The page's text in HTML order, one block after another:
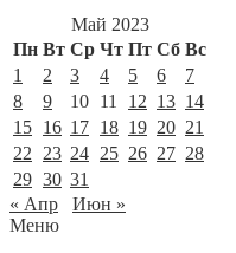
Май 2023
Пн Вт Ср Чт Пт Сб Вс
1
2 3 4 5 6
7
8
9 10 11 12 13 14
15 16 17 18 19 20 21
22
23 24 25 26 27 28
29 30 31
« Апр
Июн »
Меню